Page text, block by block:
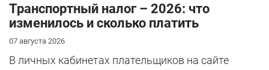
Транспортный налог – 2026: что
изменилось и сколько платить
07 августа 2026
В личных кабинетах плательщиков на сайте